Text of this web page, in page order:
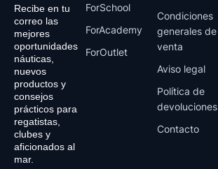
Recibe en tu
correo las
mejores
oportunidades
náuticas,
nuevos
productos y
consejos
prácticos para
regatistas,
clubes y
aficionados al
mar.
ForSchool
ForAcademy
ForOutlet
Condiciones
generales de
venta
Aviso legal
Política de
devoluciones
Contacto